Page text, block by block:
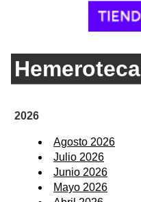
Hemeroteca
2026
Agosto 2026
Julio 2026
Junio 2026
Mayo 2026